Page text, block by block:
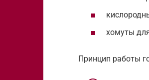
хомуты
Принцип работы